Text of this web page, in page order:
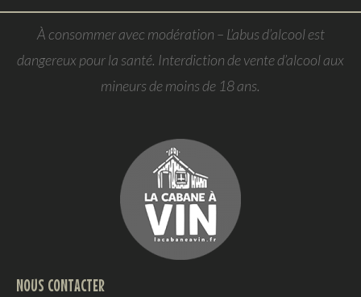
À consommer avec modération – L’abus d’alcool est
dangereux pour la santé. Interdiction de vente d’alcool aux
mineurs de moins de 18 ans.
NOUS CONTACTER